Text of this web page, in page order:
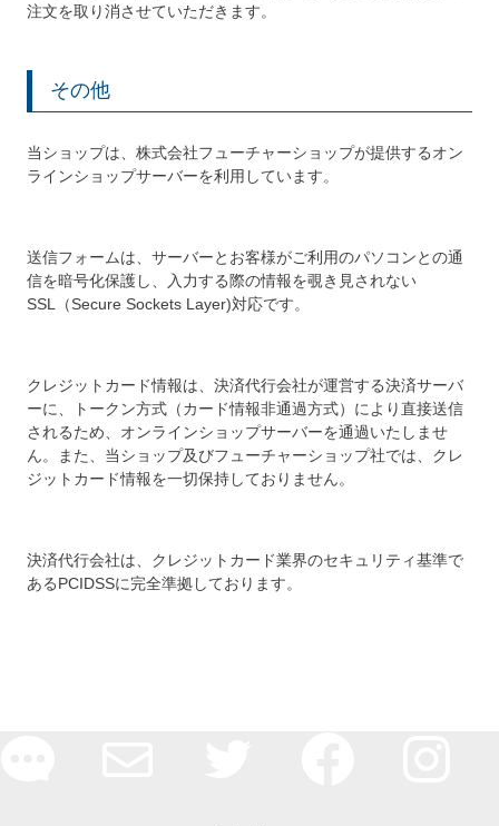
注文を取り消させていただきます。
その他
当ショップは、株式会社フューチャーショップが提供するオン
ラインショップサーバーを利用しています。
送信フォームは、サーバーとお客様がご利用のパソコンとの通
信を暗号化保護し、入力する際の情報を覗き見されない
SSL（Secure Sockets Layer)対応です。
クレジットカード情報は、決済代行会社が運営する決済サーバ
ーに、トークン方式（カード情報非通過方式）により直接送信
されるため、オンラインショップサーバーを通過いたしませ
ん。また、当ショップ及びフューチャーショップ社では、クレ
ジットカード情報を一切保持しておりません。
決済代行会社は、クレジットカード業界のセキュリティ基準で
あるPCIDSSに完全準拠しております。